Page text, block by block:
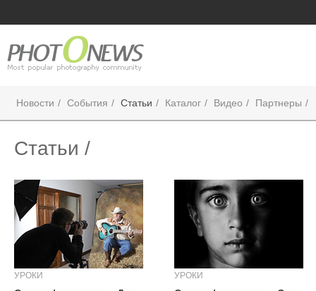
Новости События Статьи Каталог Видео Партнеры
Статьи /
УРОКИ УРОКИ